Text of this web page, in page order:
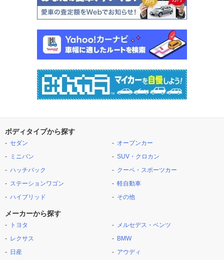
ボディタイプから探す
セダン
ミニバン
ハッチバック
ステーションワゴン
ハイブリッド
オープンカー
SUV・クロカン
クーペ・スポーツカー
軽自動車
その他
メーカーから探す
トヨタ
レクサス
日産
メルセデス・ベンツ
BMW
アウディ